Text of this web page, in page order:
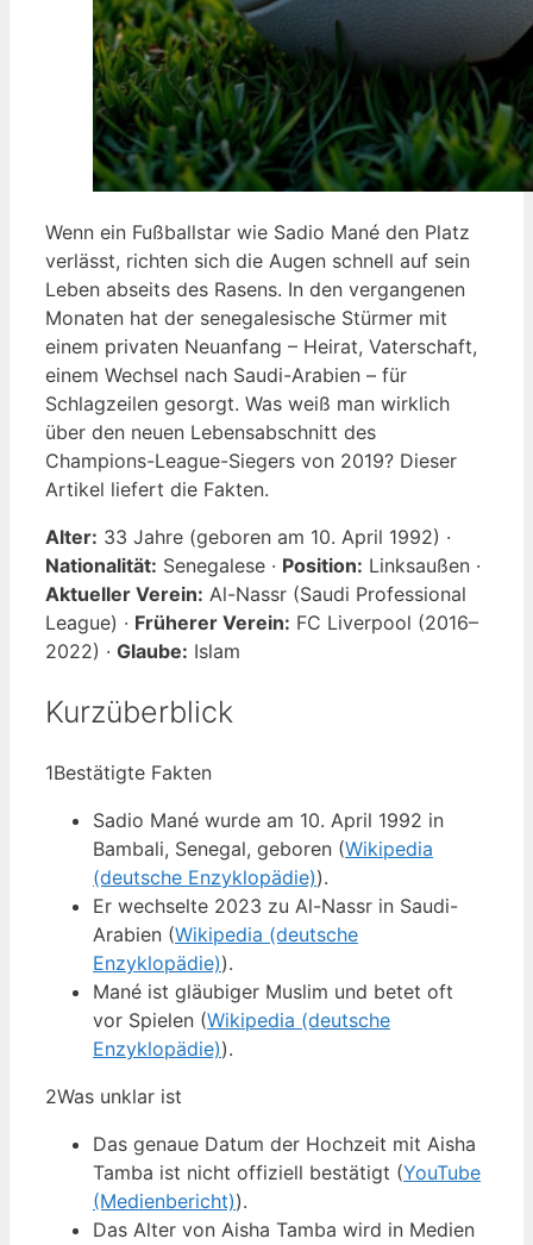
Wenn ein Fußballstar wie Sadio Mané den Platz
verlässt, richten sich die Augen schnell auf sein
Leben abseits des Rasens. In den vergangenen
Monaten hat der senegalesische Stürmer mit
einem privaten Neuanfang – Heirat, Vaterschaft,
einem Wechsel nach Saudi-Arabien – für
Schlagzeilen gesorgt. Was weiß man wirklich
über den neuen Lebensabschnitt des
Champions-League-Siegers von 2019? Dieser
Artikel liefert die Fakten.
Alter: 33 Jahre (geboren am 10. April 1992) ·
Nationalität: Senegalese · Position: Linksaußen ·
Aktueller Verein: Al-Nassr (Saudi Professional
League) · Früherer Verein: FC Liverpool (2016–
2022) · Glaube: Islam
Kurzüberblick
1Bestätigte Fakten
Sadio Mané wurde am 10. April 1992 in
Bambali, Senegal, geboren (Wikipedia
(deutsche Enzyklopädie)).
Er wechselte 2023 zu Al-Nassr in Saudi-
Arabien (Wikipedia (deutsche
Enzyklopädie)).
Mané ist gläubiger Muslim und betet oft
vor Spielen (Wikipedia (deutsche
Enzyklopädie)).
2Was unklar ist
Das genaue Datum der Hochzeit mit Aisha
Tamba ist nicht offiziell bestätigt (YouTube
(Medienbericht)).
Das Alter von Aisha Tamba wird in Medien